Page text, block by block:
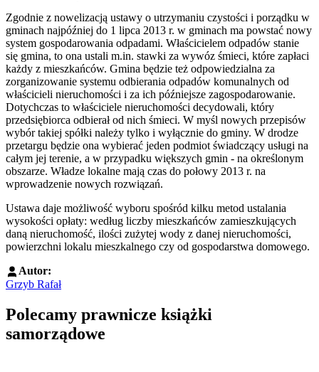
Zgodnie z nowelizacją ustawy o utrzymaniu czystości i porządku w
gminach najpóźniej do 1 lipca 2013 r. w gminach ma powstać nowy
system gospodarowania odpadami. Właścicielem odpadów stanie
się gmina, to ona ustali m.in. stawki za wywóz śmieci, które zapłaci
każdy z mieszkańców. Gmina będzie też odpowiedzialna za
zorganizowanie systemu odbierania odpadów komunalnych od
właścicieli nieruchomości i za ich późniejsze zagospodarowanie.
Dotychczas to właściciele nieruchomości decydowali, który
przedsiębiorca odbierał od nich śmieci. W myśl nowych przepisów
wybór takiej spółki należy tylko i wyłącznie do gminy. W drodze
przetargu będzie ona wybierać jeden podmiot świadczący usługi na
całym jej terenie, a w przypadku większych gmin - na określonym
obszarze. Władze lokalne mają czas do połowy 2013 r. na
wprowadzenie nowych rozwiązań.
Ustawa daje możliwość wyboru spośród kilku metod ustalania
wysokości opłaty: według liczby mieszkańców zamieszkujących
daną nieruchomość, ilości zużytej wody z danej nieruchomości,
powierzchni lokalu mieszkalnego czy od gospodarstwa domowego.
Autor:
Grzyb Rafał
Polecamy prawnicze książki
samorządowe